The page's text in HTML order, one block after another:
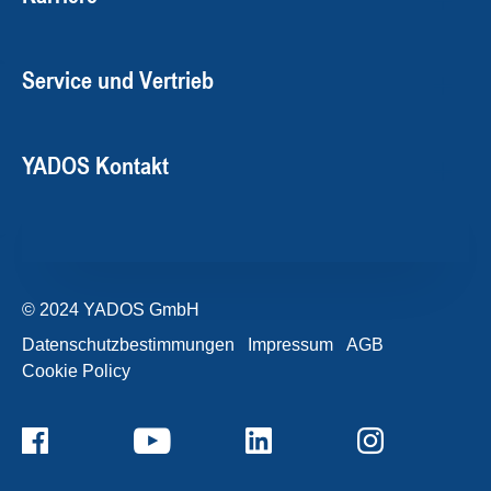
Service und Vertrieb
YADOS Kontakt
© 2024 YADOS GmbH
Datenschutzbestimmungen
Impressum
AGB
Cookie Policy